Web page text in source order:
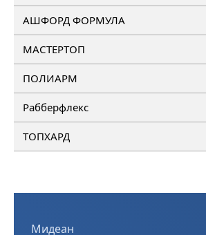
АШФОРД ФОРМУЛА
МАСТЕРТОП
ПОЛИАРМ
Рабберфлекс
ТОПХАРД
Мидеан